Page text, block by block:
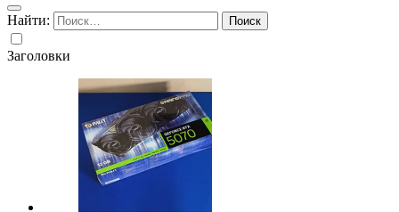
Найти:
Заголовки